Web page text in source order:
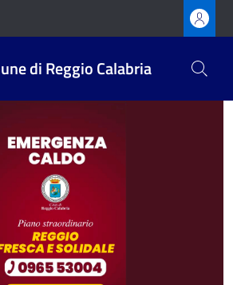
di Reggio Calabria